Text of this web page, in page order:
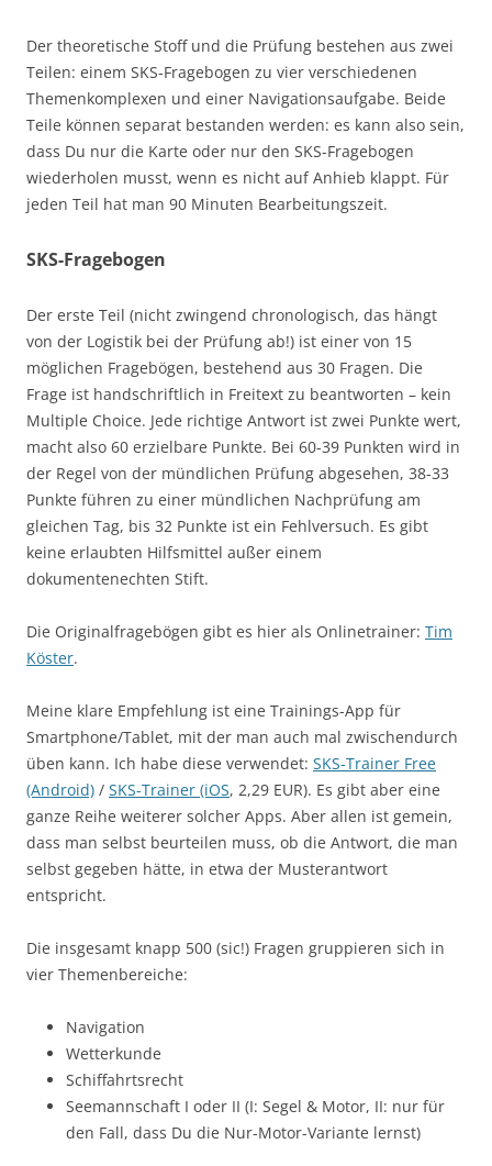
Der theoretische Stoff und die Prüfung bestehen aus zwei
Teilen: einem SKS-Fragebogen zu vier verschiedenen
Themenkomplexen und einer Navigationsaufgabe. Beide
Teile können separat bestanden werden: es kann also sein,
dass Du nur die Karte oder nur den SKS-Fragebogen
wiederholen musst, wenn es nicht auf Anhieb klappt. Für
jeden Teil hat man 90 Minuten Bearbeitungszeit.
SKS-Fragebogen
Der erste Teil (nicht zwingend chronologisch, das hängt
von der Logistik bei der Prüfung ab!) ist einer von 15
möglichen Fragebögen, bestehend aus 30 Fragen. Die
Frage ist handschriftlich in Freitext zu beantworten – kein
Multiple Choice. Jede richtige Antwort ist zwei Punkte wert,
macht also 60 erzielbare Punkte. Bei 60-39 Punkten wird in
der Regel von der mündlichen Prüfung abgesehen, 38-33
Punkte führen zu einer mündlichen Nachprüfung am
gleichen Tag, bis 32 Punkte ist ein Fehlversuch. Es gibt
keine erlaubten Hilfsmittel außer einem
dokumentenechten Stift.
Die Originalfragebögen gibt es hier als Onlinetrainer: Tim
Köster.
Meine klare Empfehlung ist eine Trainings-App für
Smartphone/Tablet, mit der man auch mal zwischendurch
üben kann. Ich habe diese verwendet: SKS-Trainer Free
(Android) / SKS-Trainer (iOS, 2,29 EUR). Es gibt aber eine
ganze Reihe weiterer solcher Apps. Aber allen ist gemein,
dass man selbst beurteilen muss, ob die Antwort, die man
selbst gegeben hätte, in etwa der Musterantwort
entspricht.
Die insgesamt knapp 500 (sic!) Fragen gruppieren sich in
vier Themenbereiche:
Navigation
Wetterkunde
Schiffahrtsrecht
Seemannschaft I oder II (I: Segel & Motor, II: nur für
den Fall, dass Du die Nur-Motor-Variante lernst)